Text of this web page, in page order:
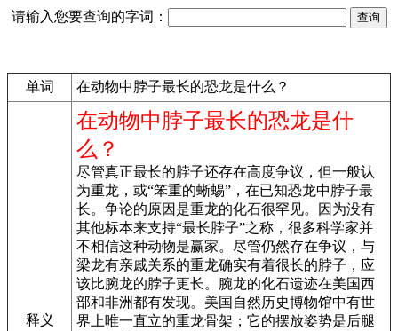
请输入您要查询的字词：
单词 在动物中脖子最长的恐龙是什么？
释义
在动物中脖子最长的恐龙是什
么？
尽管真正最长的脖子还存在高度争议，但一般认
为重龙，或“笨重的蜥蜴”，在已知恐龙中脖子最
长。争论的原因是重龙的化石很罕见。因为没有
其他标本来支持“最长脖子”之称，很多科学家并
不相信这种动物是赢家。尽管仍然存在争议，与
梁龙有亲戚关系的重龙确实有着很长的脖子，应
该比腕龙的脖子更长。腕龙的化石遗迹在美国西
部和非洲都有发现。美国自然历史博物馆中有世
界上唯一直立的重龙骨架；它的摆放姿势是后腿